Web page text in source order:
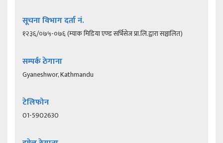
सूचना विभाग दर्ता नं.
१२३६/०७५-०७६ (म्याक मिडिया एण्ड सर्भिसेज प्रा.लि.द्वारा सञ्चालित)
सम्पर्क ठेगाना
Gyaneshwor, Kathmandu
टेलिफोन
01-5902630